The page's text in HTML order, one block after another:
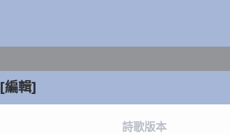
[編輯]
詩歌版本